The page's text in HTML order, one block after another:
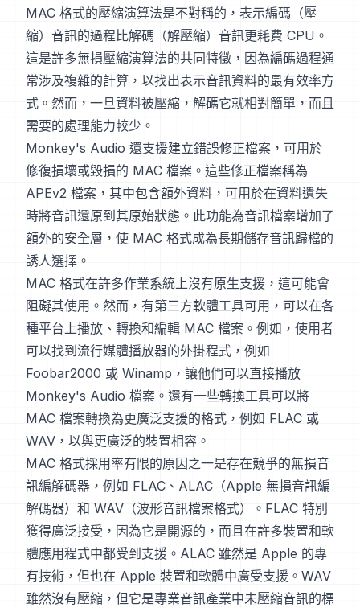
MAC 格式的壓縮演算法是不對稱的，表示編碼（壓
縮）音訊的過程比解碼（解壓縮）音訊更耗費 CPU。
這是許多無損壓縮演算法的共同特徵，因為編碼過程通
常涉及複雜的計算，以找出表示音訊資料的最有效率方
式。然而，一旦資料被壓縮，解碼它就相對簡單，而且
需要的處理能力較少。
Monkey's Audio 還支援建立錯誤修正檔案，可用於
修復損壞或毀損的 MAC 檔案。這些修正檔案稱為
APEv2 檔案，其中包含額外資料，可用於在資料遺失
時將音訊還原到其原始狀態。此功能為音訊檔案增加了
額外的安全層，使 MAC 格式成為長期儲存音訊歸檔的
誘人選擇。
MAC 格式在許多作業系統上沒有原生支援，這可能會
阻礙其使用。然而，有第三方軟體工具可用，可以在各
種平台上播放、轉換和編輯 MAC 檔案。例如，使用者
可以找到流行媒體播放器的外掛程式，例如
Foobar2000 或 Winamp，讓他們可以直接播放
Monkey's Audio 檔案。還有一些轉換工具可以將
MAC 檔案轉換為更廣泛支援的格式，例如 FLAC 或
WAV，以與更廣泛的裝置相容。
MAC 格式採用率有限的原因之一是存在競爭的無損音
訊編解碼器，例如 FLAC、ALAC（Apple 無損音訊編
解碼器）和 WAV（波形音訊檔案格式）。FLAC 特別
獲得廣泛接受，因為它是開源的，而且在許多裝置和軟
體應用程式中都受到支援。ALAC 雖然是 Apple 的專
有技術，但也在 Apple 裝置和軟體中廣受支援。WAV
雖然沒有壓縮，但它是專業音訊產業中未壓縮音訊的標